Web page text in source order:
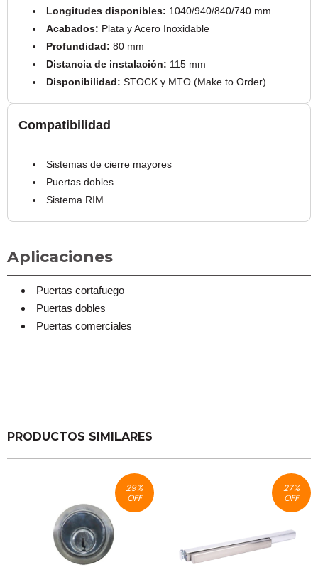
Longitudes disponibles: 1040/940/840/740 mm
Acabados: Plata y Acero Inoxidable
Profundidad: 80 mm
Distancia de instalación: 115 mm
Disponibilidad: STOCK y MTO (Make to Order)
Compatibilidad
Sistemas de cierre mayores
Puertas dobles
Sistema RIM
Aplicaciones
Puertas cortafuego
Puertas dobles
Puertas comerciales
PRODUCTOS SIMILARES
29%
OFF
27%
OFF